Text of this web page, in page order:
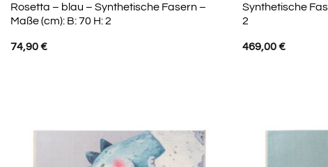
Rosetta – blau – Synthetische Fasern –
Maße (cm): B: 70 H: 2
74,90€
Synthetische
2
469,00€